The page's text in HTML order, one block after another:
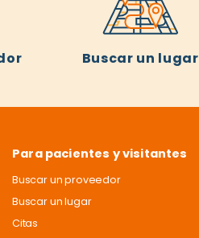
Buscar un lugar
Para pacientes y visitantes
Buscar un proveedor
Buscar un lugar
Citas